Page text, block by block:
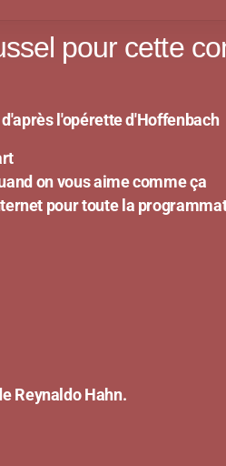
pour cette
l'opérette d'Hoffenbach
vous aime comme ça
pour toute la
Hahn.